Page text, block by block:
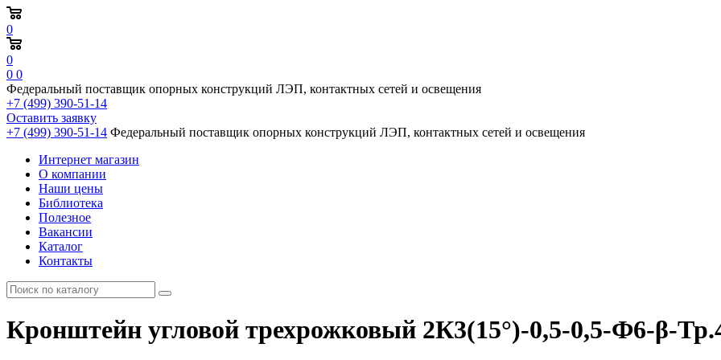
0
0
0 0
Федеральный поставщик опорных конструкций ЛЭП, контактных сетей и освещения
+7 (499) 390-51-14
Оставить заявку
+7 (499) 390-51-14 Федеральный поставщик опорных конструкций ЛЭП, контактных сетей и освещения
Интернет магазин
О компании
Наши цены
Библиотека
Полезное
Вакансии
Каталог
Контакты
Кронштейн угловой трехрожковый 2К3(15°)-0,5-0,5-Ф6-β-